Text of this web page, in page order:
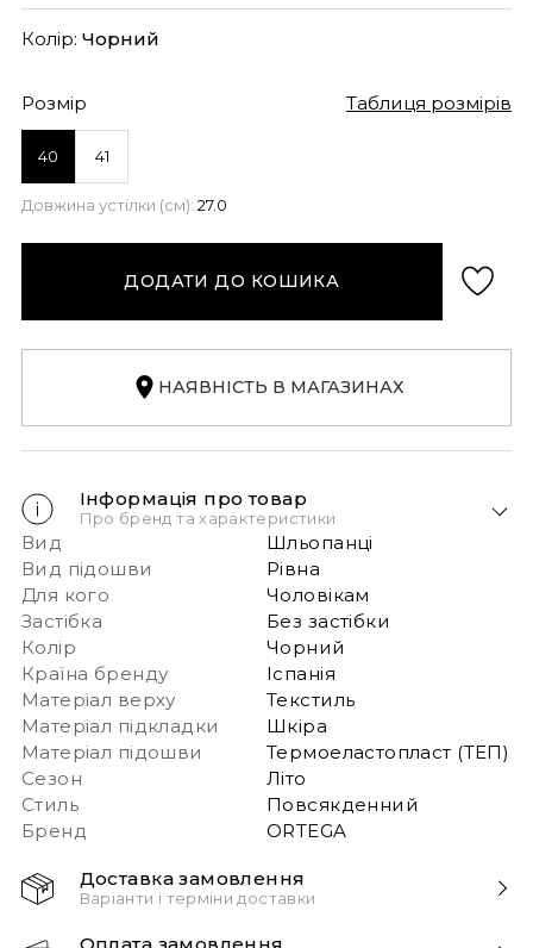
Колір: Чорний
Розмір Таблиця розмірів
40 41
Довжина устілки (см): 27.0
ДОДАТИ ДО КОШИКА
НАЯВНІСТЬ В МАГАЗИНАХ
Інформація про товар
Про бренд та характеристики
Вид
Шльопанці
Вид підошви
Рівна
Для кого
Чоловікам
Застібка
Без застібки
Колір
Чорний
Країна бренду
Іспанія
Матеріал верху
Текстиль
Матеріал підкладки
Шкіра
Матеріал підошви
Термоеластопласт (ТЕП)
Сезон
Літо
Стиль
Повсякденний
Бренд
ORTEGA
Доставка замовлення
Варіанти і терміни доставки